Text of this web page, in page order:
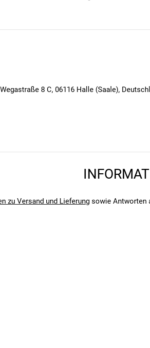
der Grifffläche bietet einen guten,
sichert den Griffkern auf dem
höherer Dichte ist besonders kratzfest
Schraube erhöht die Klemmkraft und
8 C, 06116 Halle (Saale),
zu Abweichungen zwischen den
zu Versand und Lieferungsowie Antworten